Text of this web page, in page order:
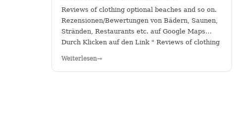
Reviews of clothing optional beaches and so on.
Rezensionen/Bewertungen von Bädern, Saunen,
Stränden, Restaurants etc. auf Google Maps
Durch Klicken auf den Link " Reviews of clothing
Weiterlesen→